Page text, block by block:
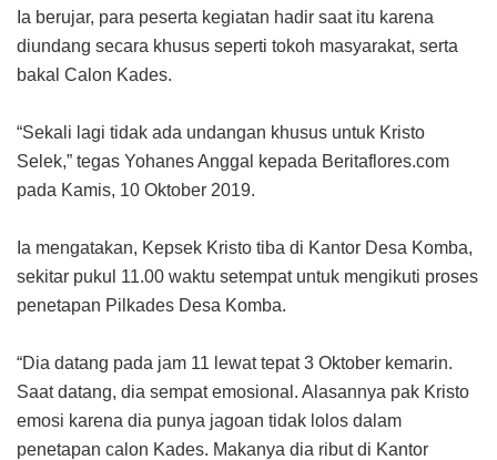
Ia berujar, para peserta kegiatan hadir saat itu karena
diundang secara khusus seperti tokoh masyarakat, serta
bakal Calon Kades.
“Sekali lagi tidak ada undangan khusus untuk Kristo
Selek,” tegas Yohanes Anggal kepada Beritaflores.com
pada Kamis, 10 Oktober 2019.
Ia mengatakan, Kepsek Kristo tiba di Kantor Desa Komba,
sekitar pukul 11.00 waktu setempat untuk mengikuti proses
penetapan Pilkades Desa Komba.
“Dia datang pada jam 11 lewat tepat 3 Oktober kemarin.
Saat datang, dia sempat emosional. Alasannya pak Kristo
emosi karena dia punya jagoan tidak lolos dalam
penetapan calon Kades. Makanya dia ribut di Kantor